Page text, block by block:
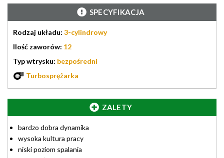
SPECYFIKACJA
Rodzaj układu: 3-cylindrowy
Ilość zaworów: 12
Typ wtrysku: bezpośredni
Turbosprężarka
ZALETY
bardzo dobra dynamika
wysoka kultura pracy
niski poziom spalania